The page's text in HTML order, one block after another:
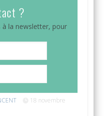
?
à la newsletter, pour
18 novembre